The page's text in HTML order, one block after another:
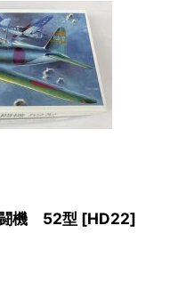
機 52型 [HD22]